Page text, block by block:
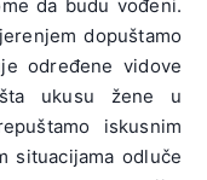
da budu vođeni.
dopuštamo
određene vidove
ukusu žene u
iskusnim
situacijama odluče